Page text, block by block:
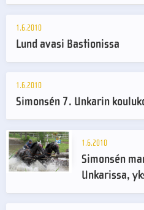
1.6.2010
Lund avasi Bastionissa
1.6.2010
Simonsén 7. Unkarin
1.6.2010
Simonsén
Unkarissa,